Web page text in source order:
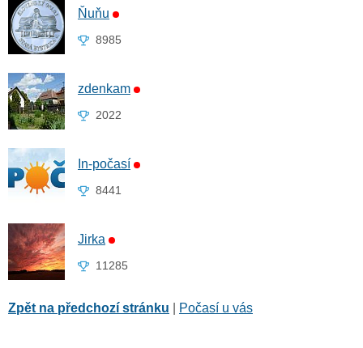
Ňuňu
8985
zdenkam
2022
In-počasí
8441
Jirka
11285
Zpět na předchozí stránku Počasí u vás